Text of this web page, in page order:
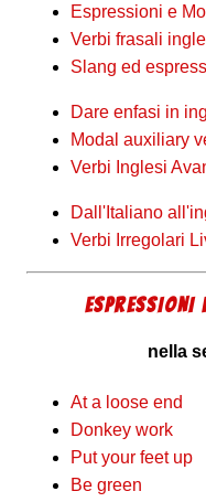
Espressioni e
Verbi frasali
Slang ed
Dare enfasi in
Modal auxiliary
Verbi Inglesi
Dall'Italiano
Verbi Irregolari
nella
At a loose end
Donkey work
Put your feet up
Be green